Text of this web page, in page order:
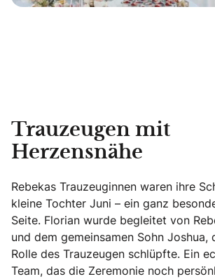
Trauzeugen mit
Herzensnähe
Rebekas Trauzeuginnen waren ihre
kleine Tochter Juni – ein ganz
Seite. Florian wurde begleitet von
und dem gemeinsamen Sohn
Rolle des Trauzeugen schlüpfte. Ein
Team, das die Zeremonie noch